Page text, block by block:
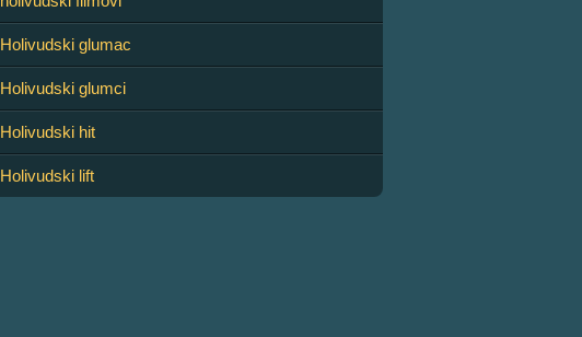
Holivudski glumac
Holivudski glumci
Holivudski hit
Holivudski lift